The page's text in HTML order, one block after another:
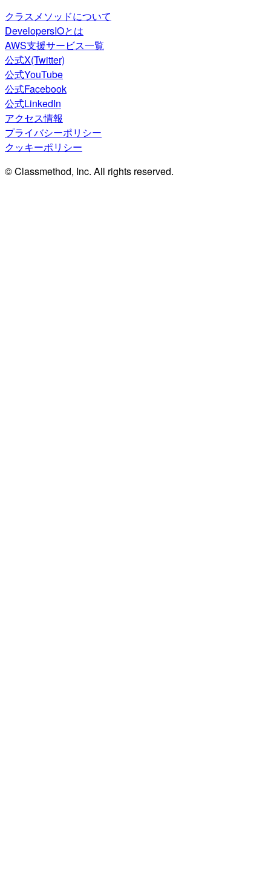
クラスメソッドについて
DevelopersIOとは
AWS支援サービス一覧
公式X(Twitter)
公式YouTube
公式Facebook
公式LinkedIn
アクセス情報
プライバシーポリシー
クッキーポリシー
© Classmethod, Inc. All rights reserved.